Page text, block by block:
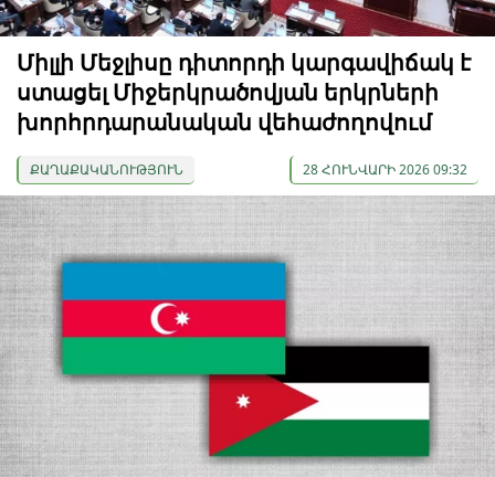
Միլլի Մեջլիսը դիտորդի կարգավիճակ է
ստացել Միջերկրածովյան երկրների
խորհրդարանական վեհաժողովում
ՔԱՂԱՔԱԿԱՆՈՒԹՅՈՒՆ 28 ՀՈՒՆՎԱՐԻ 2026 09:32